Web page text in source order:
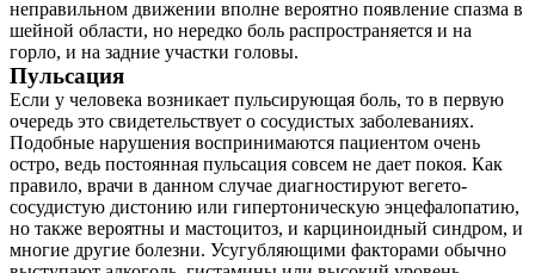
неправильном движении вполне вероятно появление спазма в
шейной области, но нередко боль распространяется и на
горло, и на задние участки головы.
Пульсация
Если у человека возникает пульсирующая боль, то в первую
очередь это свидетельствует о сосудистых заболеваниях.
Подобные нарушения воспринимаются пациентом очень
остро, ведь постоянная пульсация совсем не дает покоя. Как
правило, врачи в данном случае диагностируют вегето-
сосудистую дистонию или гипертоническую энцефалопатию,
но также вероятны и мастоцитоз, и карциноидный синдром, и
многие другие болезни. Усугубляющими факторами обычно